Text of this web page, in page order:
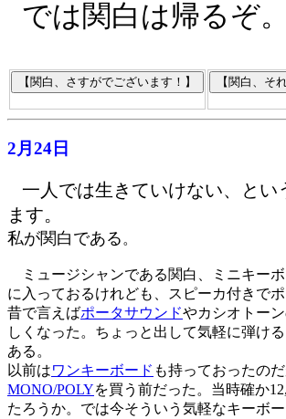
では関白は帰るぞ。
2月24日
一人では生きていけない、とい
ます。
私が関白である 。
ミュージシャンである関白、ミニキー
に入っておるけれども、スピーカ付きでポ
昔で言えばポータサウンドやカシオトー
しくなった。ちょっと出して気軽に弾け
ある。
以前はワンキーボード も持っておったの
MONO/POLYを買う前だった。当時確か
たろうか。では今そういう気軽なキーボ